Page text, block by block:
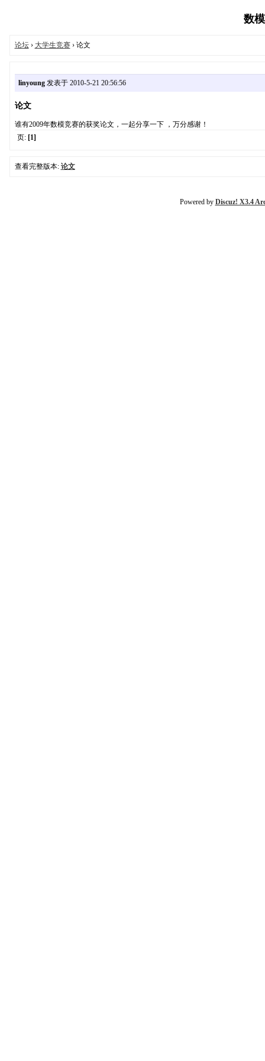
数
论坛› 大学生竞赛› 论文
linyoung发表于 2010-5-21 20:56:56
论文
谁有2009年数模竞赛的获奖论文，一起分享一下 ，万分感谢！
页: [1]
查看完整版本: 论文
Powered by Discuz! X3.4